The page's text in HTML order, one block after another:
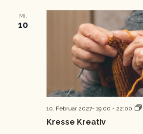
MI.
10
Kresse Kreativ
10. Februar 2027- 19:00 - 22:00